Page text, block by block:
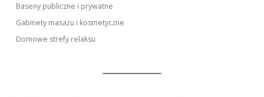
Baseny publiczne i prywatne
Gabinety masażu i kosmetyczne
Domowe strefy relaksu